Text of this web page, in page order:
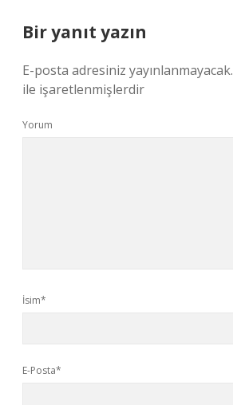
Bir yanıt yazın
E-posta adresiniz yayınlanmayacak.
ile işaretlenmişlerdir
Yorum
İsim*
E-Posta*